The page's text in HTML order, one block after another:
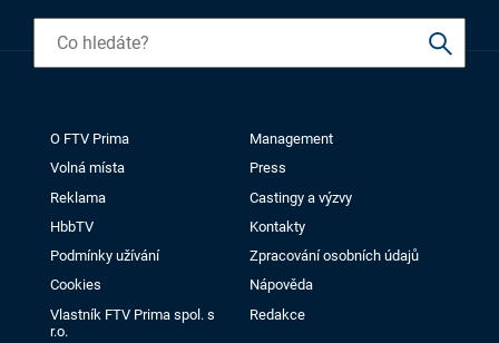
O FTV Prima
Management
Volná místa
Press
Reklama
Castingy a výzvy
HbbTV
Kontakty
Podmínky užívání
Zpracování osobních údajů
Cookies
Nápověda
Vlastník FTV Prima spol. s
r.o.
Redakce